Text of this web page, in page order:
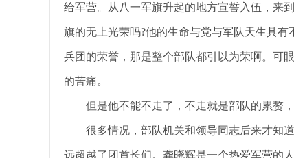
给军营。从八一军旗升起的地方宣誓入伍，来
旗的无上光荣吗?他的生命与党与军队天生具
兵团的荣誉，那是整个部队都引以为荣啊。可
的苦痛。
但是他不能不走了，不走就是部队的累赘
很多情况，部队机关和领导同志后来才知
远超越了团首长们。龚晓辉是一个热爱军营的